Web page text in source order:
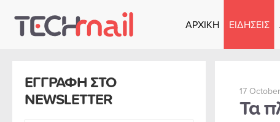
Skip to main content
ΑΡΧΙΚΗ ΕΙΔΗΣΕΙΣ
ΕΓΓΡΑΦΗ ΣΤΟ
NEWSLETTER
17
Τα